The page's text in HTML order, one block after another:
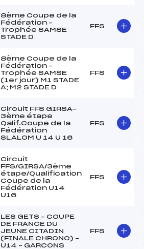
8ème Coupe de la
Fédération –
Trophée SAMSE
STADE D
FFS
8ème Coupe de la
Fédération –
Trophée SAMSE
(1er jour) M1 STADE
A; M2 STADE D
FFS
Circuit FFS GIRSA-
3ème étape
Qalif.Coupe de la
Fédération
SLALOM U 14 U 16
FFS
Circuit
FFS/GIRSA/3ème
étape/Qualification
Coupe de la
Fédération U14
U16
FFS
LES GETS – COUPE
DE FRANCE DU
JEUNE CITADIN
(FINALE CHRONO) –
U14 – GARCONS
FFS